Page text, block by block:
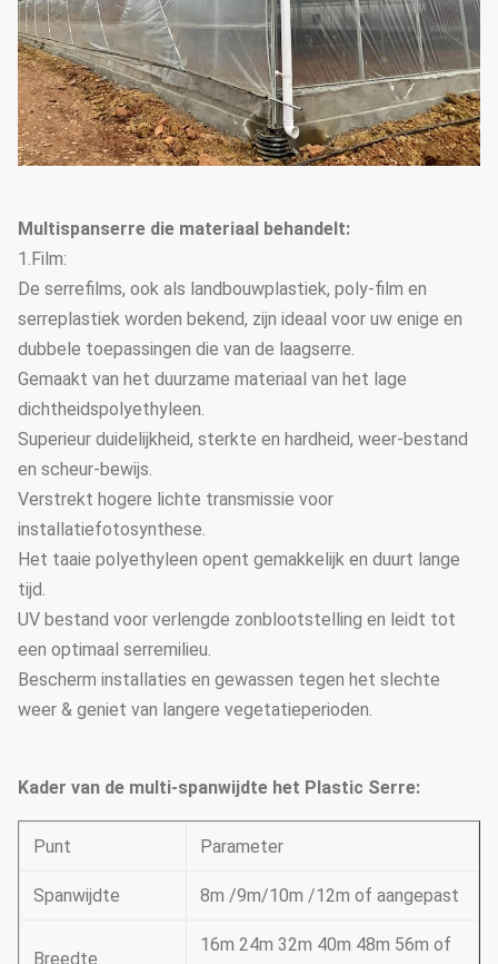
Multispanserre die materiaal behandelt:
1.Film:
De serrefilms, ook als landbouwplastiek, poly-film en
serreplastiek worden bekend, zijn ideaal voor uw enige en
dubbele toepassingen die van de laagserre.
Gemaakt van het duurzame materiaal van het lage
dichtheidspolyethyleen.
Superieur duidelijkheid, sterkte en hardheid, weer-bestand
en scheur-bewijs.
Verstrekt hogere lichte transmissie voor
installatiefotosynthese.
Het taaie polyethyleen opent gemakkelijk en duurt lange
tijd.
UV bestand voor verlengde zonblootstelling en leidt tot
een optimaal serremilieu.
Bescherm installaties en gewassen tegen het slechte
weer & geniet van langere vegetatieperioden.
Kader van de multi-spanwijdte het Plastic Serre:
Punt Parameter
Spanwijdte 8m /9m/10m /12m of aangepast
Breedte
16m 24m 32m 40m 48m 56m of